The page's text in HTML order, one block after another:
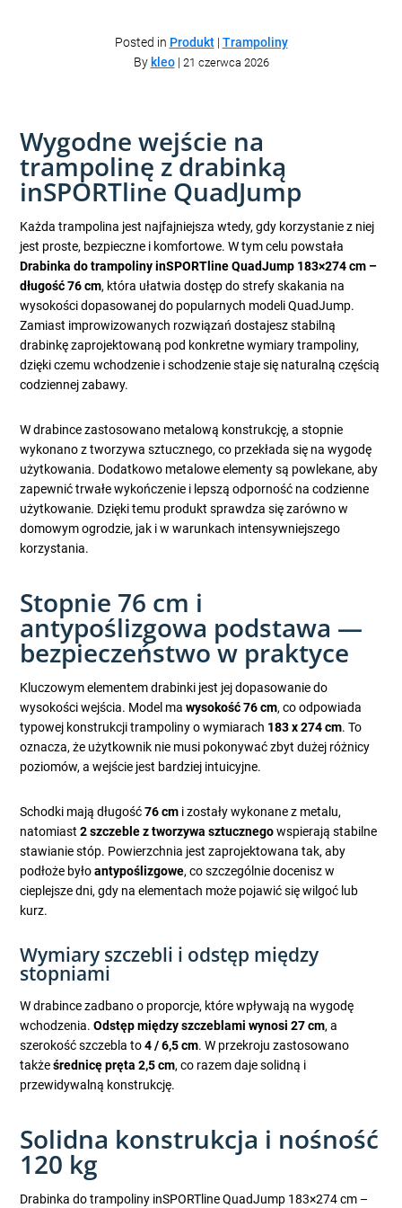
Posted in Produkt| Trampoliny
By kleo| 21 czerwca 2026
Wygodne wejście na
trampolinę z drabinką
inSPORTline QuadJump
Każda trampolina jest najfajniejsza wtedy, gdy korzystanie z niej
jest proste, bezpieczne i komfortowe. W tym celu powstała
Drabinka do trampoliny inSPORTline QuadJump 183×274 cm –
długość 76 cm, która ułatwia dostęp do strefy skakania na
wysokości dopasowanej do popularnych modeli QuadJump.
Zamiast improwizowanych rozwiązań dostajesz stabilną
drabinkę zaprojektowaną pod konkretne wymiary trampoliny,
dzięki czemu wchodzenie i schodzenie staje się naturalną częścią
codziennej zabawy.
W drabince zastosowano metalową konstrukcję, a stopnie
wykonano z tworzywa sztucznego, co przekłada się na wygodę
użytkowania. Dodatkowo metalowe elementy są powlekane, aby
zapewnić trwałe wykończenie i lepszą odporność na codzienne
użytkowanie. Dzięki temu produkt sprawdza się zarówno w
domowym ogrodzie, jak i w warunkach intensywniejszego
korzystania.
Stopnie 76 cm i
antypoślizgowa podstawa —
bezpieczeństwo w praktyce
Kluczowym elementem drabinki jest jej dopasowanie do
wysokości wejścia. Model mawysokość 76 cm, co odpowiada
typowej konstrukcji trampoliny o wymiarach 183 x 274 cm. To
oznacza, że użytkownik nie musi pokonywać zbyt dużej różnicy
poziomów, a wejście jest bardziej intuicyjne.
Schodki mają długość76 cm i zostały wykonane z metalu,
natomiast2 szczeble z tworzywa sztucznegowspierają stabilne
stawianie stóp. Powierzchnia jest zaprojektowana tak, aby
podłoże byłoantypoślizgowe, co szczególnie docenisz w
cieplejsze dni, gdy na elementach może pojawić się wilgoć lub
kurz.
Wymiary szczebli i odstęp między
stopniami
W drabince zadbano o proporcje, które wpływają na wygodę
wchodzenia.Odstęp między szczeblami wynosi 27 cm, a
szerokość szczebla to4 / 6,5 cm. W przekroju zastosowano
takżeśrednicę pręta 2,5 cm, co razem daje solidną i
przewidywalną konstrukcję.
Solidna konstrukcja i nośność
120 kg
Drabinka do trampoliny inSPORTline QuadJump 183×274 cm –